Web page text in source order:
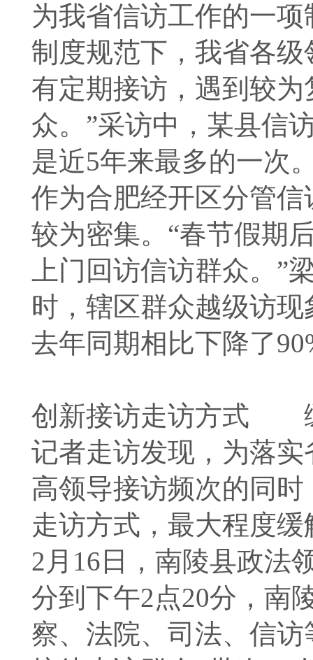
为我省信访工作的一
制度规范下，我省各
有定期接访，遇到较
众。”采访中，某县信
是近5年来最多的一次
作为合肥经开区分管
较为密集。“春节假期
上门回访信访群众。”
时，辖区群众越级访
去年同期相比下降了
创新接访走访方式
记者走访发现，为落
高领导接访频次的同
走访方式，最大程度缓
2月16日，南陵县政法
分到下午2点20分，南
察、法院、司法、信